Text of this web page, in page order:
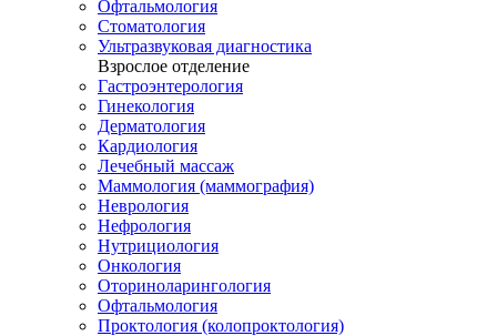
Офтальмология
Стоматология
Ультразвуковая диагностика
Взрослое отделение
Гастроэнтерология
Гинекология
Дерматология
Кардиология
Лечебный массаж
Маммология (маммография)
Неврология
Нефрология
Нутрициология
Онкология
Оториноларингология
Офтальмология
Проктология (колопроктология)